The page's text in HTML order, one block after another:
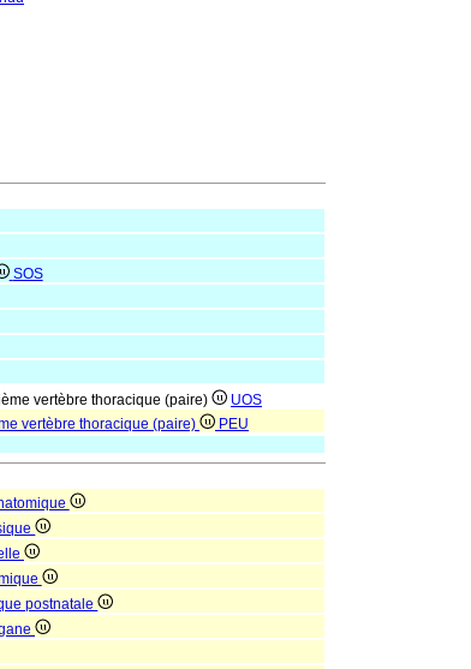
SOS
vertèbre thoracique (paire)
UOS
vertèbre thoracique (paire)
PEU
postnatale